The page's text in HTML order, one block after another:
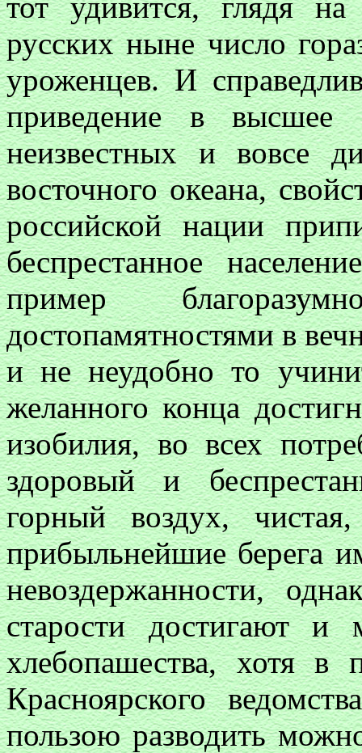
русских ныне число
уроженцев. И
приведение в высшее
неизвестных и вовсе
восточного океана,
российской нации
беспрестанное
пример
достопамятностями в
и не неудобно то
желанного конца
изобилия, во всех
здоровый и
горный воздух,
прибыльнейшие берега
невоздержанности,
старости достигают и
хлебопашества, хотя
Красноярского
пользою разводить